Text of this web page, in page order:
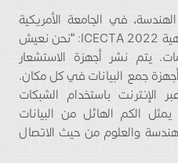
في الجامعة الأمريكية
برأس الخيمة، رئيس اللجنة التوجيهية ICECTA 2022: “نحن نعيش
يتم نشر أجهزة الاستشعار
جمع البيانات في كل مكان.
باستخدام الشبكات
الكم الهائل من البيانات
والعلوم من حيث الاتصال